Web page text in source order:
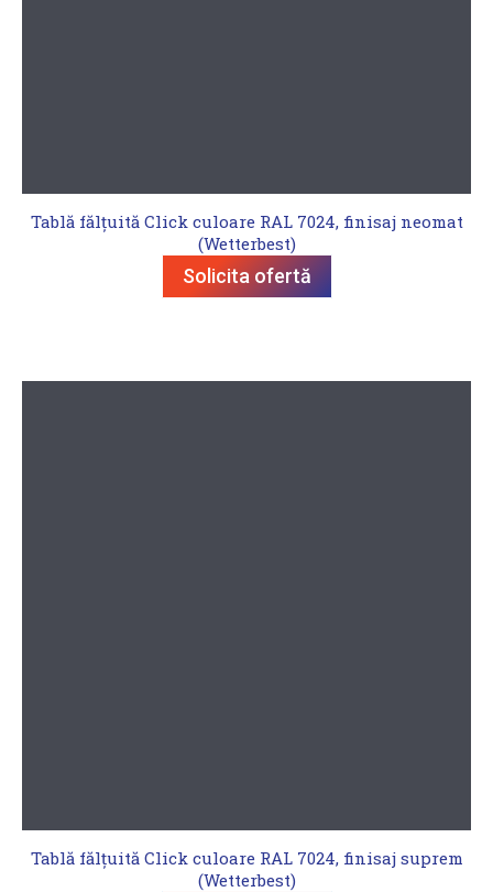
Tablă fălțuită Click culoare RAL 7024, finisaj neomat
(Wetterbest)
Solicita ofertă
Tablă fălțuită Click culoare RAL 7024, finisaj suprem
(Wetterbest)